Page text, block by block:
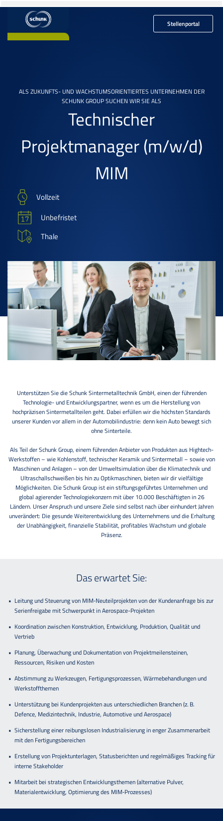
Stellenportal
ALS ZUKUNFTS- UND WACHSTUMSORIENTIERTES UNTERNEHMEN DER
SCHUNK GROUP SUCHEN WIR SIE ALS
Technischer
Projektmanager(m/w/d)
MIM
Vollzeit
Unbefristet
Thale
Unterstützen Sie die Schunk Sintermetalltechnik GmbH, einen der führenden
Technologie- und Entwicklungspartner, wenn es um die Herstellung von
hochpräzisen Sintermetallteilen geht. Dabei erfüllen wir die höchsten Standards
unserer Kunden vor allem in der Automobilindustrie: denn kein Auto bewegt sich
ohne Sinterteile.
Als Teil der Schunk Group, einem führenden Anbieter von Produkten aus Hightech-
Werkstoffen – wie Kohlenstoff, technischer Keramik und Sintermetall – sowie von
Maschinen und Anlagen – von der Umweltsimulation über die Klimatechnik und
Ultraschallschweißen bis hin zu Optikmaschinen, bieten wir dir vielfältige
Möglichkeiten. Die Schunk Group ist ein stiftungsgeführtes Unternehmen und
global agierender Technologiekonzern mit über 10.000 Beschäftigten in 26
Ländern. Unser Anspruch und unsere Ziele sind selbst nach über einhundert Jahren
unverändert: Die gesunde Weiterentwicklung des Unternehmens und die Erhaltung
der Unabhängigkeit, finanzielle Stabilität, profitables Wachstum und globale
Präsenz.
Das erwartet Sie:
Leitung und Steuerung von MIM‑Neuteilprojekten von der Kundenanfrage bis zur
Serienfreigabe mit Schwerpunkt in Aerospace-Projekten
Koordination zwischen Konstruktion, Entwicklung, Produktion, Qualität und
Vertrieb
Planung, Überwachung und Dokumentation von Projektmeilensteinen,
Ressourcen, Risiken und Kosten
Abstimmung zu Werkzeugen, Fertigungsprozessen, Wärmebehandlungen und
Werkstoffthemen
Unterstützung bei Kundenprojekten aus unterschiedlichen Branchen (z. B.
Defence, Medizintechnik, Industrie, Automotive und Aerospace)
Sicherstellung einer reibungslosen Industrialisierung in enger Zusammenarbeit
mit den Fertigungsbereichen
Erstellung von Projektunterlagen, Statusberichten und regelmäßiges Tracking für
interne Stakeholder
Mitarbeit bei strategischen Entwicklungsthemen (alternative Pulver,
Materialentwicklung, Optimierung des MIM‑Prozesses)